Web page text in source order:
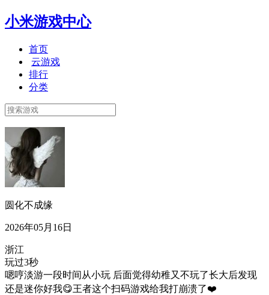
小米游戏中心
首页
云游戏
排行
分类
圆化不成缘
2026年05月16日
浙江
玩过3秒
嗯哼淡游一段时间从小玩 后面觉得幼稚又不玩了长大后发现
还是迷你好我😋王者这个扫码游戏给我打崩溃了❤️